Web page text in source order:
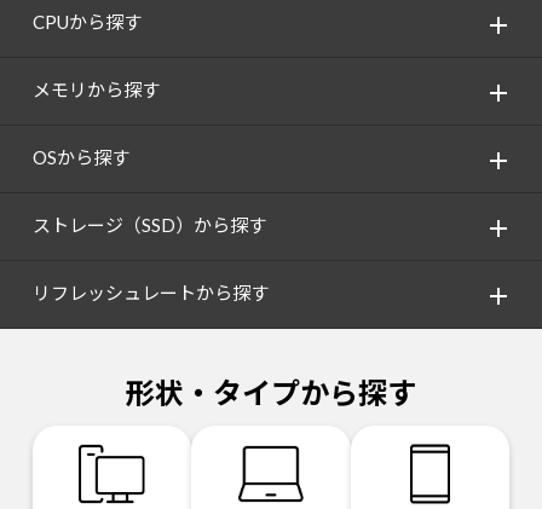
CPUから探す
メモリから探す
OSから探す
ストレージ（SSD）から探す
リフレッシュレートから探す
形状・タイプから探す